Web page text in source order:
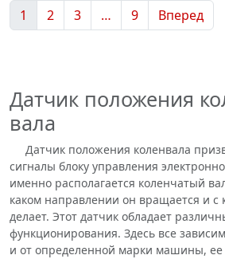
1
2 3 … 9 Вперед
Датчик положения
вала
Датчик положения коленвала
сигналы блоку управления
именно располагается коленчатый
каком направлении он вращается и с
делает. Этот датчик обладает
функционирования. Здесь все
и от определенной марки машины, ее